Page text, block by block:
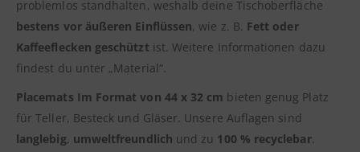
problemlos standhalten, weshalb deine Tischoberfläche
bestens vor äußeren Einflüssen, wie z. B. Fett oder
Kaffeeflecken geschützt ist. Weitere Informationen dazu
findest du unter „Material“.
Placemats Im Format von 44 x 32 cm bieten genug Platz
für Teller, Besteck und Gläser. Unsere Auflagen sind
langlebig, umweltfreundlich und zu 100 % recyclebar.